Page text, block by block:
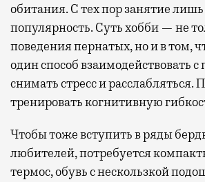
обитания. С тех пор занятие
популярность. Суть хобби — не
поведения пернатых, но и в том,
один способ взаимодействовать
снимать стресс и расслабляться.
тренировать когнитивную
Чтобы тоже вступить в ряды
любителей, потребуется
термос, обувь с нескользкой